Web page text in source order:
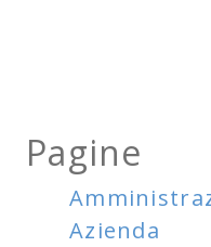
Pagine
Azienda